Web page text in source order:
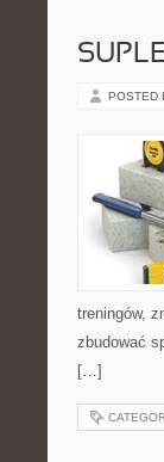
POSTED
treningów,
zbudować
[…]